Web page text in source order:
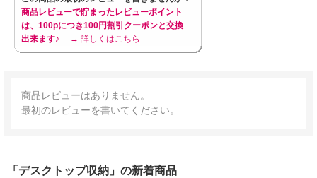
商品レビューで貯まったレビューポイント
は、100pにつき100円割引クーポンと交換
出来ます♪
→ 詳しくはこちら
商品レビューはありません。
最初のレビューを書いてください。
「デスクトップ収納」の新着商品